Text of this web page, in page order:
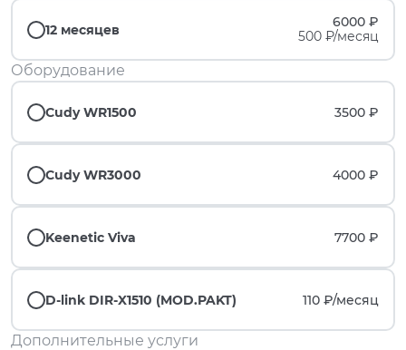
12 месяцев
6000 ₽
500 ₽/месяц
Оборудование
Cudy WR1500 3500 ₽
Cudy WR3000 4000 ₽
Keenetic Viva 7700 ₽
D-link DIR-X1510 (MOD.PAKT) 110 ₽/месяц
Дополнительные услуги